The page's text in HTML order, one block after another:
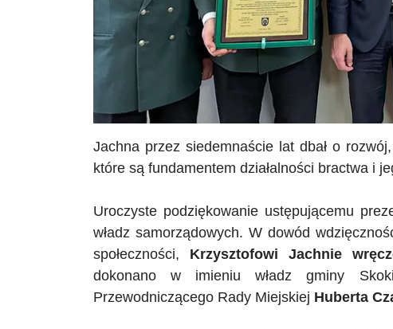
Jachna przez siedemnaście lat dbał o
które są fundamentem działalności bractwa i
Uroczyste podziękowanie ustępującemu
władz samorządowych. W dowód
społeczności, Krzysztofowi Jachnie
dokonano w imieniu władz gminy
Przewodniczącego Rady Miejskiej Huberta